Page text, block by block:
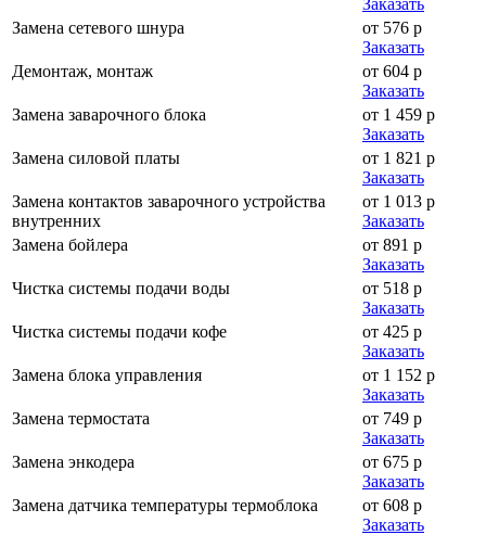
Заказать
Замена сетевого шнура
от 576 р
Заказать
Демонтаж, монтаж
от 604 р
Заказать
Замена заварочного блока
от 1 459 р
Заказать
Замена силовой платы
от 1 821 р
Заказать
Замена контактов заварочного устройства
внутренних
от 1 013 р
Заказать
Замена бойлера
от 891 р
Заказать
Чистка системы подачи воды
от 518 р
Заказать
Чистка системы подачи кофе
от 425 р
Заказать
Замена блока управления
от 1 152 р
Заказать
Замена термостата
от 749 р
Заказать
Замена энкодера
от 675 р
Заказать
Замена датчика температуры термоблока
от 608 р
Заказать